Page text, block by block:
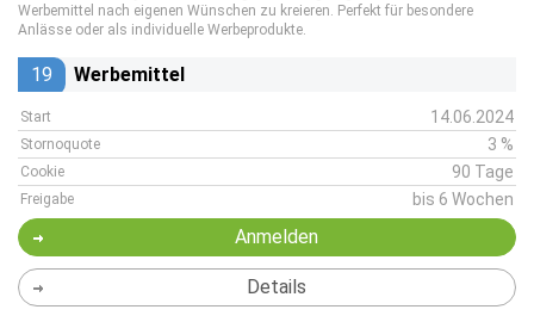
Werbemittel nach eigenen Wünschen zu kreieren. Perfekt für besondere
Anlässe oder als individuelle Werbeprodukte.
19 Werbemittel
Start 14.06.2024
Stornoquote 3 %
Cookie 90 Tage
Freigabe bis 6 Wochen
Anmelden
Details